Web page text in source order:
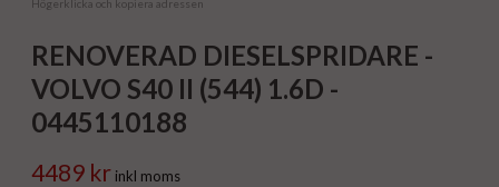
Högerklicka och kopiera adressen
RENOVERAD DIESELSPRIDARE -
VOLVO S40 II (544) 1.6D -
0445110188
4489 kr inkl moms